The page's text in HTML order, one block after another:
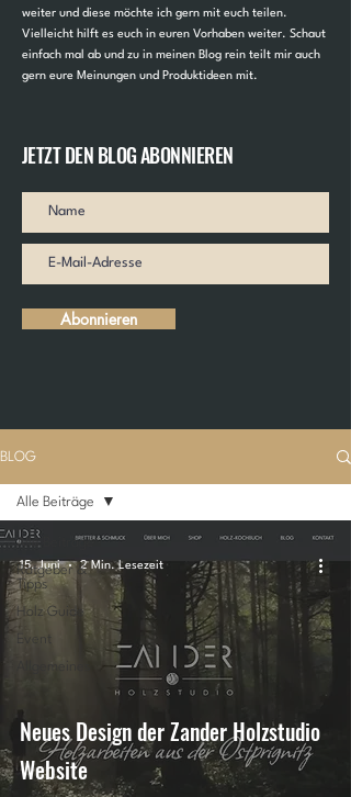
weiter und diese möchte ich gern mit euch teilen.
Vielleicht hilft es euch in euren Vorhaben weiter. Schaut
einfach mal ab und zu in meinen Blog rein teilt mir auch
gern eure Meinungen und Produktideen mit.
JETZT DEN BLOG ABONNIEREN
Abonnieren
BLOG
Alle Beiträge
Ratgeber &
Tipps
Holz Guide
Event
Allgemeines
Alle Beiträge
Neues Design der Zander Holzstudio
Website
15. Juni 2 Min. Lesezeit